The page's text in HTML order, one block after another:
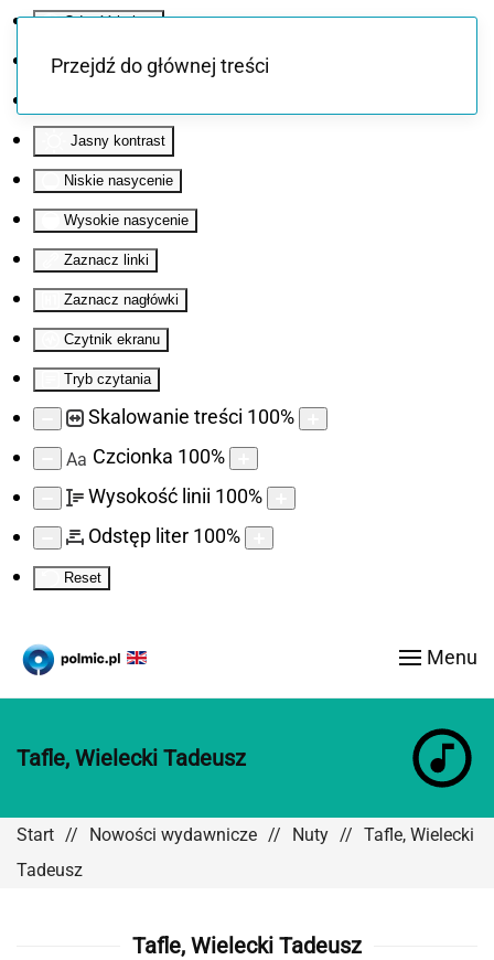
Odwróć kolory
Monochromatyczny
Jasny kontrast
Niskie nasycenie
Wysokie nasycenie
Zaznacz linki
Zaznacz nagłówki
Czytnik ekranu
Tryb czytania
Skalowanie treści 100%
Aa Czcionka 100%
Wysokość linii 100%
Odstęp liter 100%
Reset
Przejdź do głównej treści
Menu
Tafle, Wielecki Tadeusz
Start Nowości wydawnicze Nuty
Tafle, Wielecki
Tadeusz
Tafle, Wielecki Tadeusz